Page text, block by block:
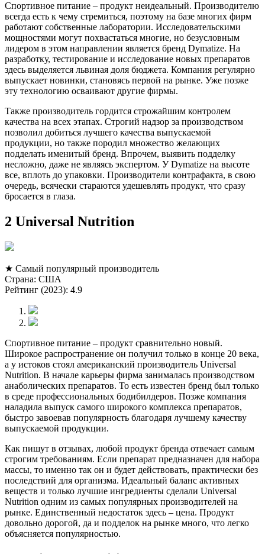
Спортивное питание – продукт неидеальный. Производителю
всегда есть к чему стремиться, поэтому на базе многих фирм
работают собственные лаборатории. Исследовательскими
мощностями могут похвастаться многие, но безусловным
лидером в этом направлении является бренд Dymatize. На
разработку, тестирование и исследование новых препаратов
здесь выделяется львиная доля бюджета. Компания регулярно
выпускает новинки, становясь первой на рынке. Уже позже
эту технологию осваивают другие фирмы.
Также производитель гордится строжайшим контролем
качества на всех этапах. Строгий надзор за производством
позволил добиться лучшего качества выпускаемой
продукции, но также породил множество желающих
подделать именитый бренд. Впрочем, выявить подделку
несложно, даже не являясь экспертом. У Dymatize на высоте
все, вплоть до упаковки. Производители контрафакта, в свою
очередь, всячески стараются удешевлять продукт, что сразу
бросается в глаза.
2 Universal Nutrition
★ Самый популярный производитель
Страна: США
Рейтинг (2023): 4.9
Спортивное питание – продукт сравнительно новый.
Широкое распространение он получил только в конце 20 века,
а у истоков стоял американский производитель Universal
Nutrition. В начале карьеры фирма занималась производством
анаболических препаратов. То есть известен бренд был только
в среде профессиональных бодибилдеров. Позже компания
наладила выпуск самого широкого комплекса препаратов,
быстро завоевав популярность благодаря лучшему качеству
выпускаемой продукции.
Как пишут в отзывах, любой продукт бренда отвечает самым
строгим требованиям. Если препарат предназначен для набора
массы, то именно так он и будет действовать, практически без
последствий для организма. Идеальный баланс активных
веществ и только лучшие ингредиенты сделали Universal
Nutrition одним из самых популярных производителей на
рынке. Единственный недостаток здесь – цена. Продукт
довольно дорогой, да и подделок на рынке много, что легко
объясняется популярностью.